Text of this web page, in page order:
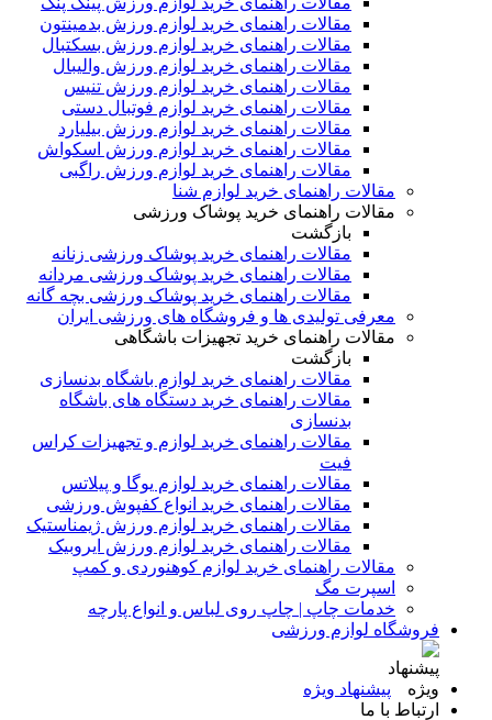
مقالات راهنمای خرید لوازم ورزش بدمینتون
مقالات راهنمای خرید لوازم ورزش بسکتبال
مقالات راهنمای خرید لوازم ورزش والیبال
مقالات راهنمای خرید لوازم ورزش تنیس
مقالات راهنمای خرید لوازم فوتبال دستی
مقالات راهنمای خرید لوازم ورزش بیلیارد
مقالات راهنمای خرید لوازم ورزش اسکواش
مقالات راهنمای خرید لوازم ورزش راگبی
مقالات راهنمای خرید لوازم شنا
مقالات راهنمای خرید پوشاک ورزشی
بازگشت
مقالات راهنمای خرید پوشاک ورزشی زنانه
مقالات راهنمای خرید پوشاک ورزشی مردانه
مقالات راهنمای خرید پوشاک ورزشی بچه گانه
معرفی تولیدی ها و فروشگاه های ورزشی ایران
مقالات راهنمای خرید تجهیزات باشگاهی
بازگشت
مقالات راهنمای خرید لوازم باشگاه بدنسازی
مقالات راهنمای خرید دستگاه های باشگاه
بدنسازی
مقالات راهنمای خرید لوازم و تجهیزات کراس
فیت
مقالات راهنمای خرید لوازم یوگا و پیلاتس
مقالات راهنمای خرید انواع کفپوش ورزشی
مقالات راهنمای خرید لوازم ورزش ژیمناستیک
مقالات راهنمای خرید لوازم ورزش ایروبیک
مقالات راهنمای خرید لوازم کوهنوردی و کمپ
اسپرت مگ
خدمات چاپ | چاپ روی لباس و انواع پارچه
فروشگاه لوازم ورزشی
پیشنهاد ویژه
ارتباط با ما